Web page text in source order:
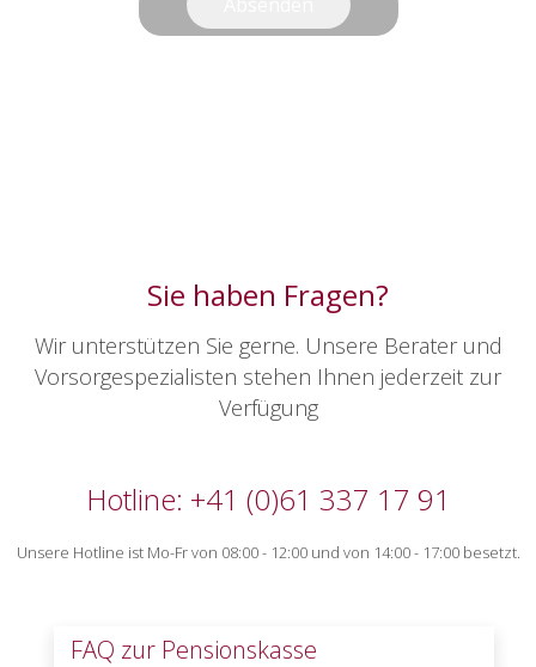
Sie haben Fragen?
Wir unterstützen Sie gerne. Unsere Berater und
Vorsorgespezialisten stehen Ihnen jederzeit zur
Verfügung
Hotline: +41 (0)61 337 17 91
Unsere Hotline ist Mo-Fr von 08:00 - 12:00 und von 14:00 - 17:00 besetzt.
FAQ zur Pensionskasse